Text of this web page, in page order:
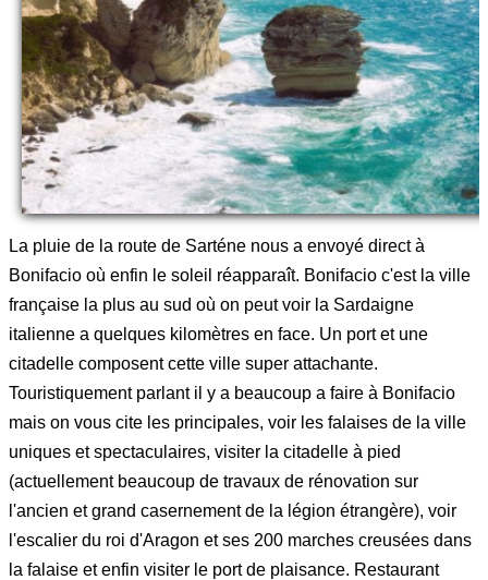
La pluie de la route de Sarténe nous a envoyé direct à
Bonifacio où enfin le soleil réapparaît. Bonifacio c'est la ville
française la plus au sud où on peut voir la Sardaigne
italienne a quelques kilomètres en face. Un port et une
citadelle composent cette ville super attachante.
Touristiquement parlant il y a beaucoup a faire à Bonifacio
mais on vous cite les principales, voir les falaises de la ville
uniques et spectaculaires, visiter la citadelle à pied
(actuellement beaucoup de travaux de rénovation sur
l'ancien et grand casernement de la légion étrangère), voir
l'escalier du roi d'Aragon et ses 200 marches creusées dans
la falaise et enfin visiter le port de plaisance. Restaurant